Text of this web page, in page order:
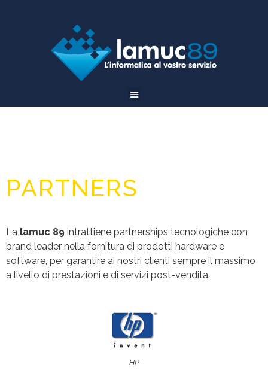
PARTNERS
La lamuc 89 intrattiene partnerships tecnologiche con
brand leader nella fornitura di prodotti hardware e
software, per garantire ai nostri clienti sempre il massimo
a livello di prestazioni e di servizi post-vendita.
HP